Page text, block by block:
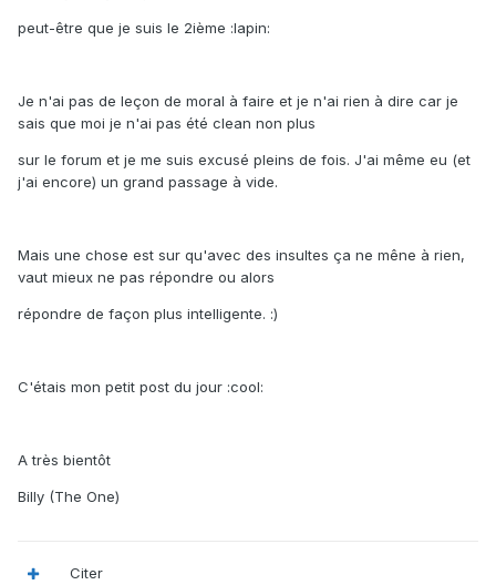
peut-être que je suis le 2ième :lapin:
Je n'ai pas de leçon de moral à faire et je n'ai rien à dire car je
sais que moi je n'ai pas été clean non plus
sur le forum et je me suis excusé pleins de fois. J'ai même eu (et
j'ai encore) un grand passage à vide.
Mais une chose est sur qu'avec des insultes ça ne mêne à rien,
vaut mieux ne pas répondre ou alors
répondre de façon plus intelligente. :)
C'étais mon petit post du jour :cool:
A très bientôt
Billy (The One)
Citer